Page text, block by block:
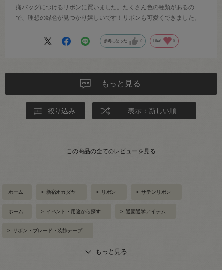
痛バッグにつけるリボンに買いました。たくさん色の種類があるの
で、理想の緑色が見つかり嬉しいです！リボンも可愛くできました。
参考になった 0 Like! 0
もっと見る
絞り込み 表示：新しい順
この商品の全てのレビューを見る
ホーム > 新宿オカダヤ > リボン > サテンリボン
ホーム > イベント・用途から探す > 通園通学アイテム
> リボン・ブレード・装飾テープ
もっと見る